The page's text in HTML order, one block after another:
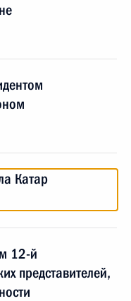
Катар
12-й
представителей,